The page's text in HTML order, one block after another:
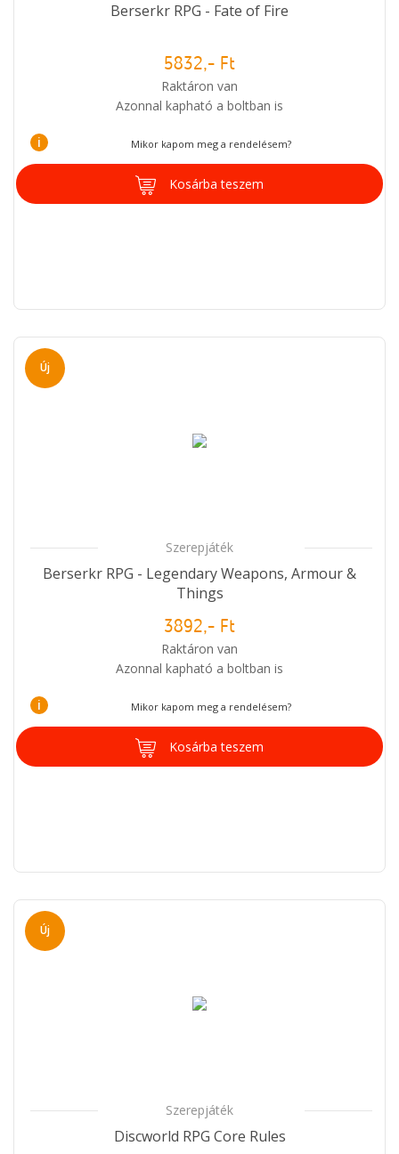
Berserkr RPG - Fate of Fire
5832,- Ft
Raktáron van
Azonnal kapható a boltban is
i Mikor kapom meg a rendelésem?
Kosárba teszem
Új
Szerepjáték
Berserkr RPG - Legendary Weapons, Armour &
Things
3892,- Ft
Raktáron van
Azonnal kapható a boltban is
i Mikor kapom meg a rendelésem?
Kosárba teszem
Új
Szerepjáték
Discworld RPG Core Rules